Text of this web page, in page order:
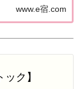
京2024「日本料理
東京202...
www.e宿.com
ク】